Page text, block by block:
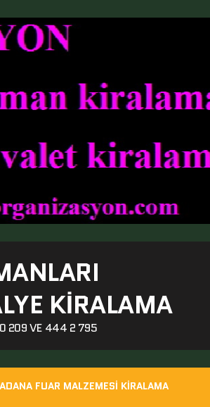
KIRALAMA
0 209 VE 444 2 795
ADANA FUAR MALZEMESI KIRALAMA